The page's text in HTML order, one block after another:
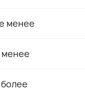
менее
менее